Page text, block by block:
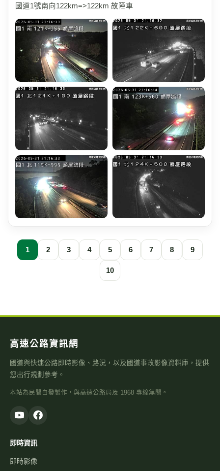
國道1號南向122km=>122km 故障車
1 2 3 4 5 6 7 8 9
10
高速公路資訊網
國道與快速公路即時影像、路況，以及國道事故影像資料庫，提供
您出行規劃參考。
本站為民間自發製作，與高速公路局及 1968 專線無關。
即時資訊
即時影像